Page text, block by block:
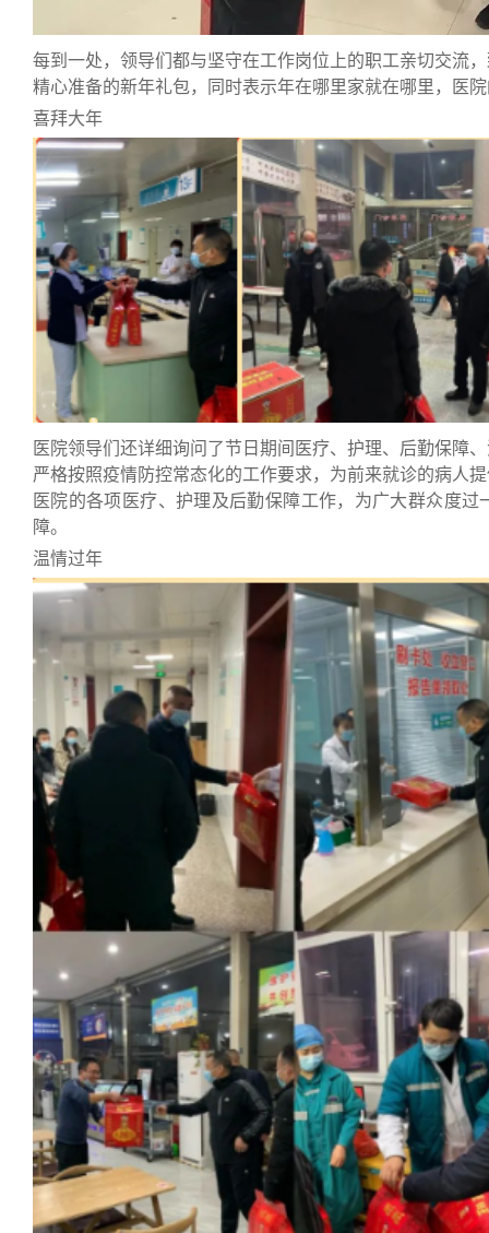
每到一处，领导们都与坚守在工作岗位上的职工亲切交流
精心准备的新年礼包，同时表示年在哪里家就在哪里，医
喜拜大年
医院领导们还详细询问了节日期间医疗、护理、后勤保障
严格按照疫情防控常态化的工作要求，为前来就诊的病人
医院的各项医疗、护理及后勤保障工作，为广大群众度
障。
温情过年